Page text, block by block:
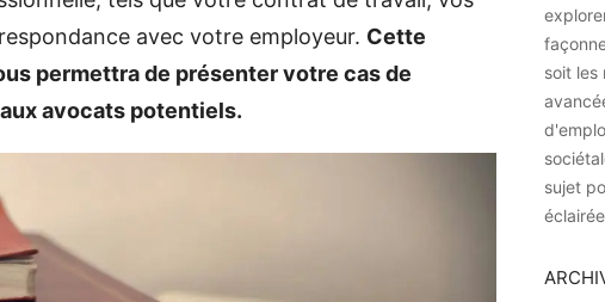
avec votre employeur. Cette
permettra de présenter votre cas de
avocats potentiels.
soit les
sujet